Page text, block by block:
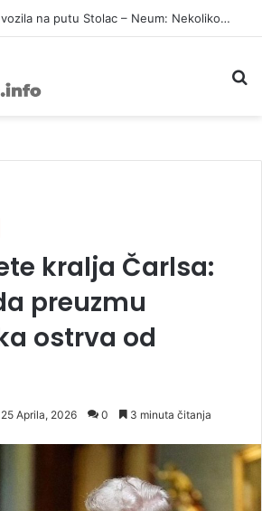
Težak sudar više vozila na putu Stolac – Neum: Nekoliko osoba povrijeđeno
kralja Čarlsa:
preuzmu
ostrva od
25 Aprila, 2026 0 3 minuta čitanja